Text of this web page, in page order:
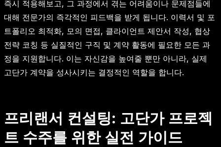
즉시 적용해보고, 그 과정에서 겪는 어려움이나 문제점들에
대해 전문가의 즉각적인 피드백을 받게 됩니다. 이력서 및 포
트폴리오 최적화, 모의 면접, 클라이언트 제안서 작성, 협상
전략 코칭 등 실질적인 구직 및 계약 활동에 필요한 모든 과
정을 지원합니다. 이는 자신감을 높여줄 뿐만 아니라, 실제
고단가 계약을 성사시키는 결정적인 역할을 합니다.
프리랜서 컨설팅: 고단가 프로젝
트 수주를 위한 실전 가이드